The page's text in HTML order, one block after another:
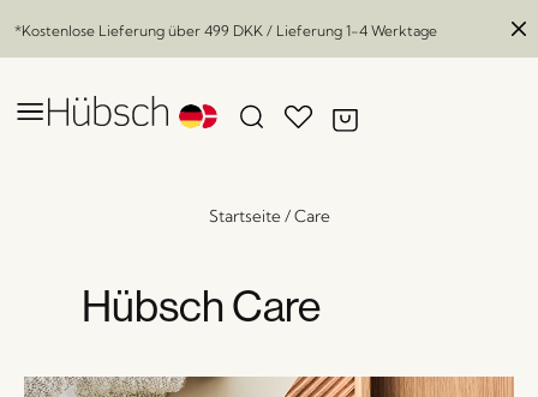
*Kostenlose Lieferung über 499 DKK / Lieferung 1-4 Werktage
Startseite/Care
Hübsch Care